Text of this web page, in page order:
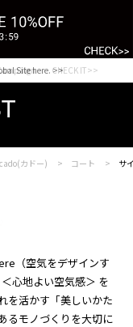
Site here. >>
Campaign CHECK IT>>
cado(カドー) コート サ
（空気をデザインす
心地よい空気感＞ を
を活かす「美しいかた
るモノづくりを大切に